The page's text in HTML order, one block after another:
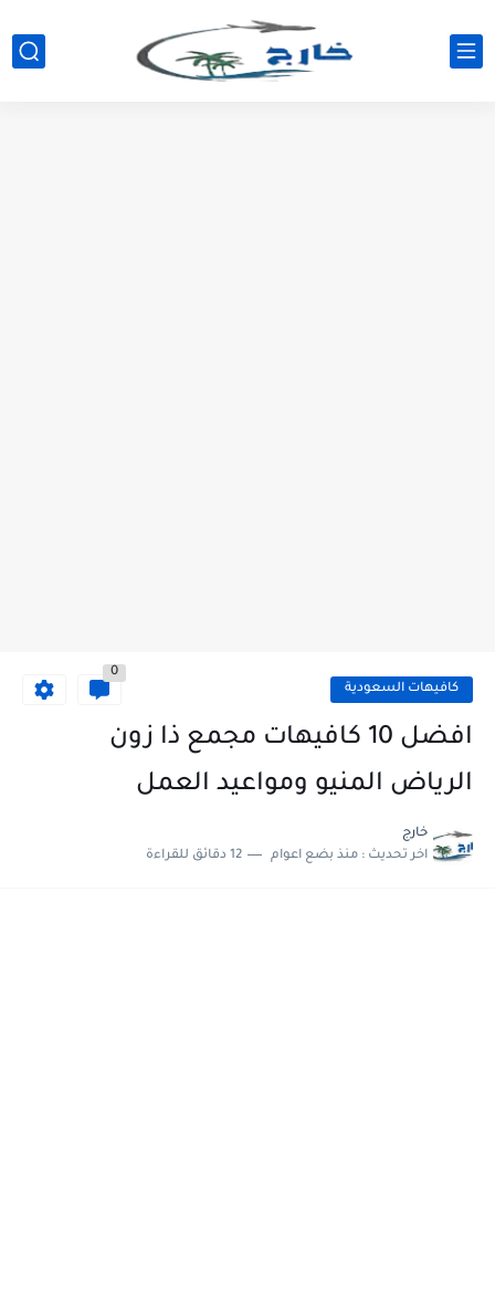
كافيهات السعودية
0
افضل 10 كافيهات مجمع ذا زون
الرياض المنيو ومواعيد العمل
خارج
اخر تحديث : منذ بضع اعوام 12 دقائق للقراءة